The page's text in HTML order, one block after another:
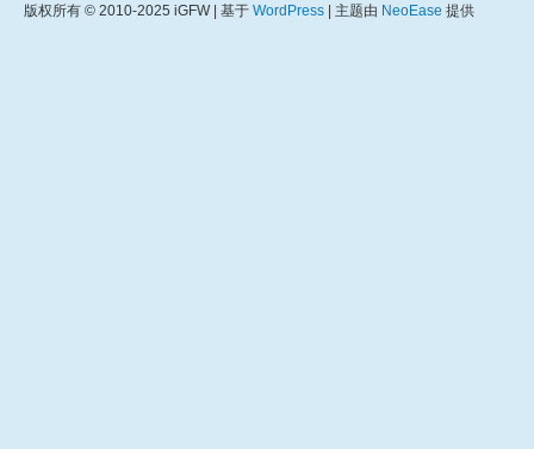
版权所有 © 2010-2025 iGFW | 基于 WordPress | 主题由 NeoEase 提供